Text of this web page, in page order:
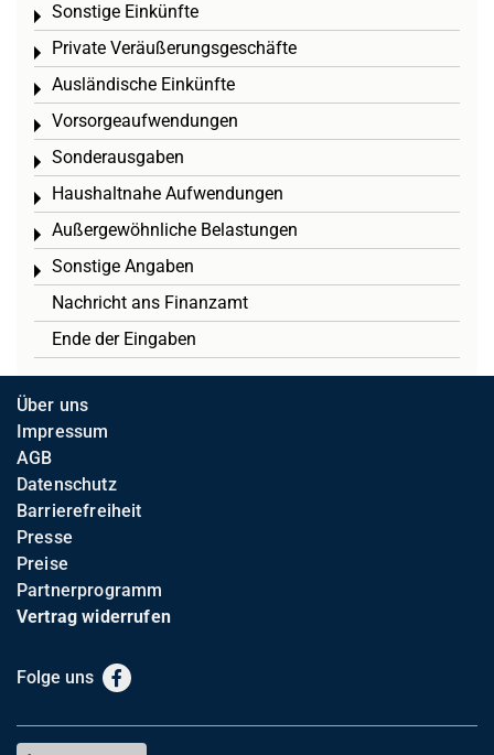
Sonstige Einkünfte
Toggle menu
Private Veräußerungsgeschäfte
Toggle menu
Ausländische Einkünfte
Toggle menu
Vorsorgeaufwendungen
Toggle menu
Sonderausgaben
Toggle menu
Haushaltnahe Aufwendungen
Toggle menu
Außergewöhnliche Belastungen
Toggle menu
Sonstige Angaben
Toggle menu
Nachricht ans Finanzamt
Ende der Eingaben
Über uns
Impressum
AGB
Datenschutz
Barrierefreiheit
Presse
Preise
Partnerprogramm
Vertrag widerrufen
Folge uns Facebook